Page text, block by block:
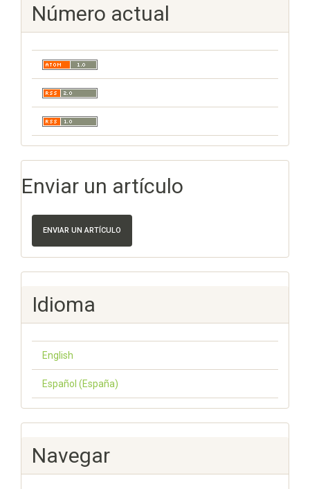
Número actual
Enviar un artículo
ENVIAR UN ARTÍCULO
Idioma
English
Español (España)
Navegar